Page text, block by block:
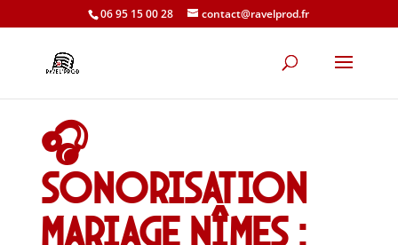
06 95 15 00 28 contact@ravelprod.fr
🎧
Sonorisation
mariage Nîmes :